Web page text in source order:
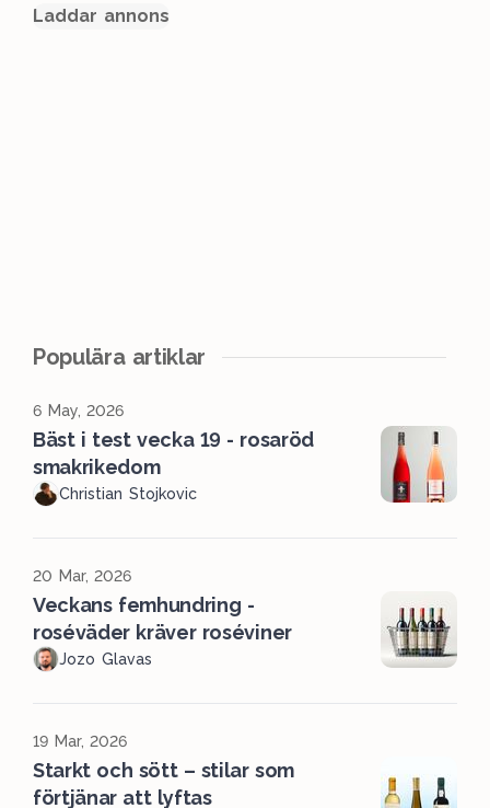
Laddar annons
Populära artiklar
6 May, 2026
Bäst i test vecka 19 - rosaröd
smakrikedom
Christian Stojkovic
20 Mar, 2026
Veckans femhundring -
roséväder kräver roséviner
Jozo Glavas
19 Mar, 2026
Starkt och sött – stilar som
förtjänar att lyftas